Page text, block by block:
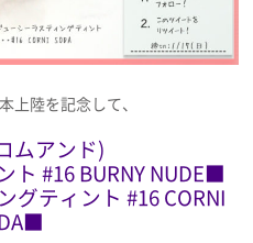
上陸を記念して、
ムアンド)
#16 BURNY NUDE■
ティント #16 CORNI